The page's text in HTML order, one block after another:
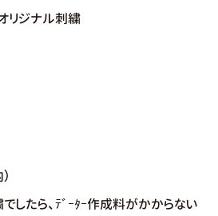
リジナル刺繍
でしたら、ﾃﾞｰﾀｰ作成料がかからない